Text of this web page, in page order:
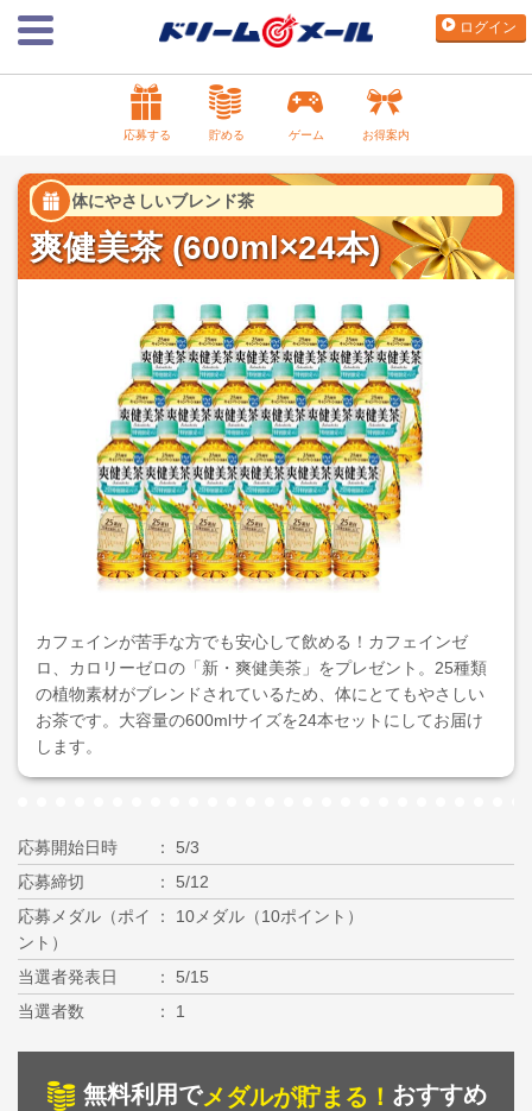
ログイン
応募する 貯める ゲーム お得案内
体にやさしいブレンド茶
爽健美茶 (600ml×24本)
カフェインが苦手な方でも安心して飲める！カフェインゼ
ロ、カロリーゼロの「新・爽健美茶」をプレゼント。25種類
の植物素材がブレンドされているため、体にとてもやさしい
お茶です。大容量の600mlサイズを24本セットにしてお届け
します。
応募開始日時
5/3
応募締切
5/12
応募メダル（ポイ
ント）
10メダル（10ポイント）
当選者発表日
5/15
当選者数
1
無料利用でメダルが貯まる！ おすすめ